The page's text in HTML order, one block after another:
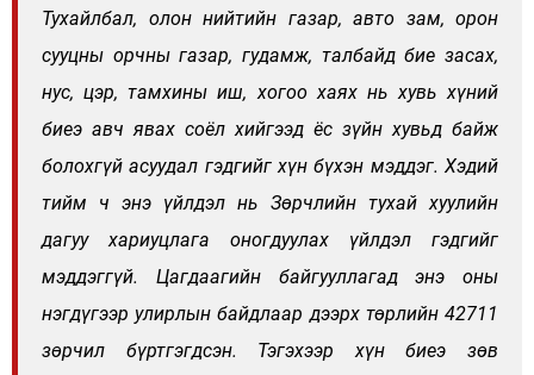
Тухайлбал, олон нийтийн газар, авто зам, орон
сууцны орчны газар, гудамж, талбайд бие засах,
нус, цэр, тамхины иш, хогоо хаях нь хувь хүний
биеэ авч явах соёл хийгээд ёс зүйн хувьд байж
болохгүй асуудал гэдгийг хүн бүхэн мэддэг. Хэдий
тийм ч энэ үйлдэл нь Зөрчлийн тухай хуулийн
дагуу хариуцлага оногдуулах үйлдэл гэдгийг
мэддэггүй. Цагдаагийн байгууллагад энэ оны
нэгдүгээр улирлын байдлаар дээрх төрлийн 42711
зөрчил бүртгэгдсэн. Тэгэхээр хүн биеэ зөв